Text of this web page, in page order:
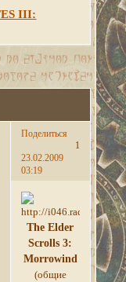
III:
Поделиться
1
23.02.2009
03:19
The Elder
Scrolls 3:
Morrowind
(общие